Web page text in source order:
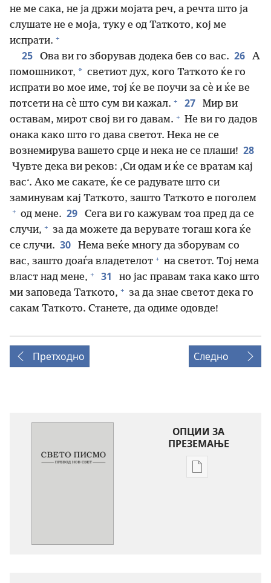
не ме сака, не ја држи мојата реч, а речта што ја
слушате не е моја, туку е од Таткото, кој ме
испрати. +
25 Ова ви го зборував додека бев со вас. 26
А
помошникот, * светиот дух, кого Таткото ќе го
испрати во мое име, тој ќе ве поучи за сѐ и ќе ве
потсети на сѐ што сум ви кажал. + 27
Мир ви
оставам, мирот свој ви го давам. + Не ви го дадов
онака како што го дава светот. Нека не се
вознемирува вашето срце и нека не се плаши! 28
Чувте дека ви реков: ‚Си одам и ќе се вратам кај
вас‘. Ако ме сакате, ќе се радувате што си
заминувам кај Таткото, зашто Таткото е поголем
+ од мене. 29
Сега ви го кажувам тоа пред да се
случи, + за да можете да верувате тогаш кога ќе
се случи. 30
Нема веќе многу да зборувам со
вас, зашто доаѓа владетелот + на светот. Тој нема
власт над мене, + 31
но јас правам така како што
ми заповеда Таткото, + за да знае светот дека го
сакам Таткото. Станете, да одиме одовде!
Претходно Следно
ОПЦИИ ЗА
ПРЕЗЕМАЊЕ
Опции